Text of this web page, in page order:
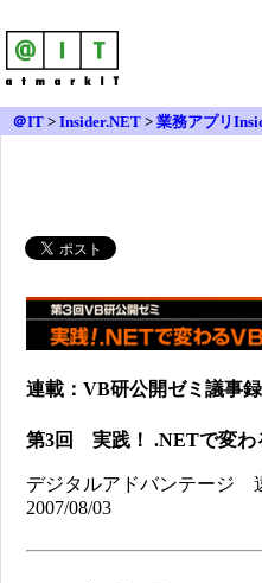
＠IT > Insider.NET > 業務アプリ
連載：VB研公開ゼミ議事録
第3回 実践！ .NETで変わ
デジタルアドバンテージ
2007/08/03